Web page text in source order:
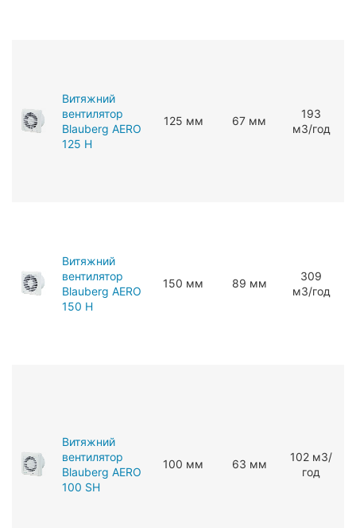
Витяжний
вентилятор
Blauberg AERO
125 H
125 мм 67 мм
193
мЗ/год
Витяжний
вентилятор
Blauberg AERO
150 H
150 мм 89 мм
309
мЗ/год
Витяжний
вентилятор
Blauberg AERO
100 SH
100 мм 63 мм
102 мЗ/
год